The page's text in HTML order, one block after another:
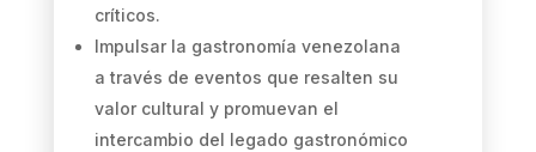
críticos.
Impulsar la gastronomía venezolana
a través de eventos que resalten su
valor cultural y promuevan el
intercambio del legado gastronómico